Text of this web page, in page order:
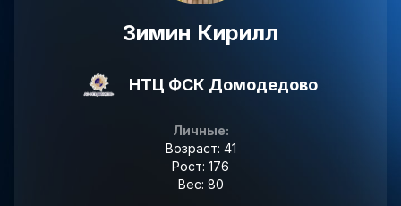
Зимин Кирилл
НТЦ ФСК Домодедово
Личные:
Возраст: 41
Рост: 176
Вес: 80